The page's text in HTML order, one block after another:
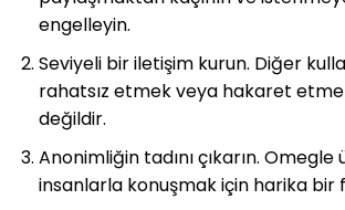
engelleyin.
Seviyeli bir iletişim kurun. Diğer
rahatsız etmek veya hakaret
değildir.
Anonimliğin tadını çıkarın. Omegle
insanlarla konuşmak için harika bir